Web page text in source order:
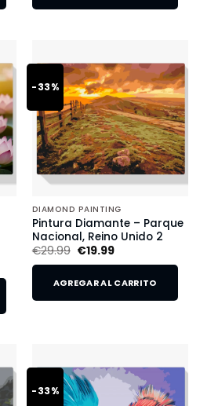
-33%
DIAMOND PAINTING
Pintura Diamante – Parque
Nacional, Reino Unido 2
€29.99 €19.99
AGREGAR AL CARRITO
-33%